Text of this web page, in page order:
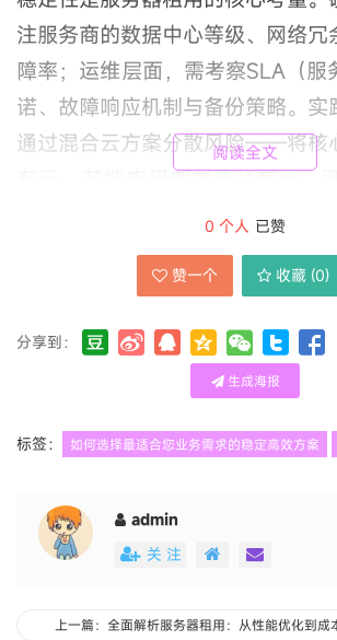
注服务商的数据中心等级、网络冗
障率；运维层面，需考察SLA（服
诺、故障响应机制与备份策略。实
通过混合云方案分散风险——将核
有云，前端应用部署于公有云，
性，又弹性应对流量峰值。
成本优化并非单纯追求低价。隐藏
梯式扩展”策略：初期选择按需计
增长逐步升级为预留实例或长期合
同时，利用监控工具分析资源使用
置，如将非高峰期的计算资源调度
升整体利用率。
阅读全文
0 个人 已赞
赞一个 收藏 (0)
分享到：
生成海报
标签： 如何选择最适合您业务需求的稳定高效方案
admin
关 注
上一篇：全面解析服务器租用：从性能优化到成